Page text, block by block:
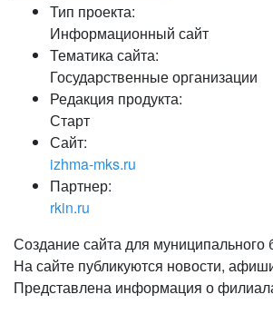
Тип проекта:
Информационный сайт
Тематика сайта:
Государственные организации
Редакция продукта:
Старт
Сайт:
izhma-mks.ru
Партнер:
rkin.ru
Создание сайта для муниципального
На сайте публикуются новости,
Представлена информация о